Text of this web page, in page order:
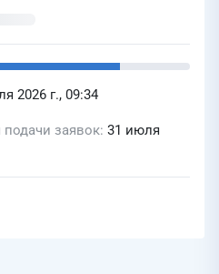
2026 г., 09:34
заявок 31 июля